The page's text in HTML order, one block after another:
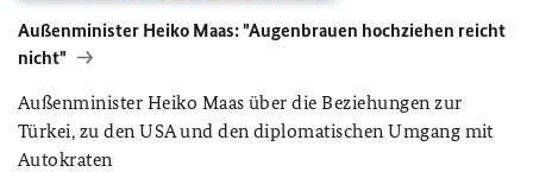
Außenminister Heiko Maas: "Augenbrauen hochziehen reicht
nicht"
Außenminister Heiko Maas über die Beziehungen zur
Türkei, zu den USA und den diplomatischen Umgang mit
Autokraten